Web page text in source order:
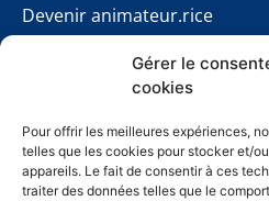
Gérer le
cookies
Pour offrir les meilleures expériences,
telles que les cookies pour stocker et/
appareils. Le fait de consentir à ces
traiter des données telles que le
Devenir animateur.rice
Contact presse
À propos
Mentions légales